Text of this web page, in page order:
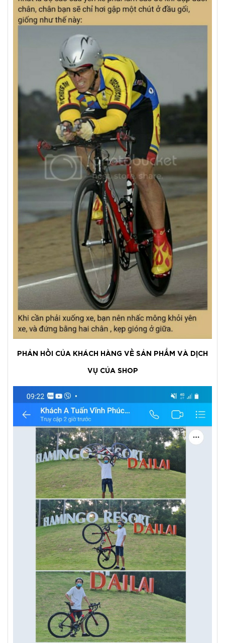
PHẢN HỒI CỦA KHÁCH HÀNG VỀ SẢN PHẨM VÀ DỊCH
VỤ CỦA SHOP